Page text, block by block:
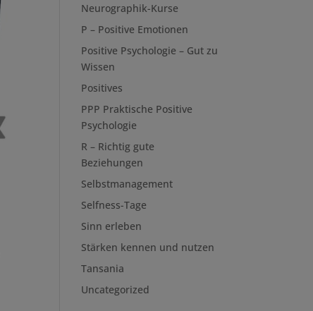
Neurographik-Kurse
P – Positive Emotionen
Positive Psychologie – Gut zu
Wissen
Positives
PPP Praktische Positive
Psychologie
R – Richtig gute
Beziehungen
Selbstmanagement
Selfness-Tage
Sinn erleben
Stärken kennen und nutzen
Tansania
Uncategorized